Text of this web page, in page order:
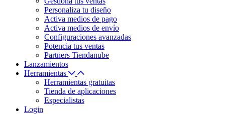
Personaliza tu diseño
Activa medios de pago
Activa medios de envío
Configuraciones avanzadas
Potencia tus ventas
Partners Tiendanube
Lanzamientos
Herramientas
Herramientas gratuitas
Tienda de aplicaciones
Especialistas
Login